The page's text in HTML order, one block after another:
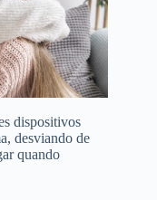
dispositivos
desviando de
quando